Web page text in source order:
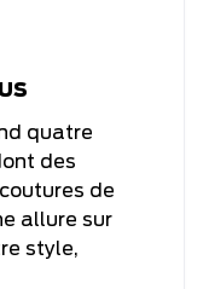
quatre
des
de
allure sur
style,